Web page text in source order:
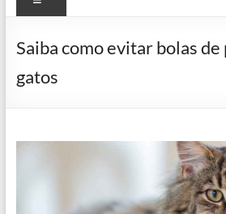
Saiba como evitar bolas de
gatos